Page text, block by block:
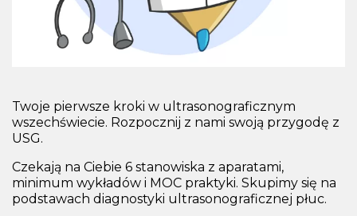
Twoje pierwsze kroki w ultrasonograficznym
wszechświecie. Rozpocznij z nami swoją przygodę z
USG.
Czekają na Ciebie 6 stanowiska z aparatami,
minimum wykładów i MOC praktyki. Skupimy się na
podstawach diagnostyki ultrasonograficznej płuc.